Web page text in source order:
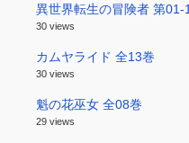
異世界転生の冒険者 第01-
30 views
カムヤライド 全13巻
30 views
魁の花巫女 全08巻
29 views